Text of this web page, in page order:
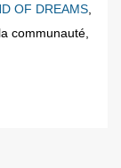
OF DREAMS
communauté,